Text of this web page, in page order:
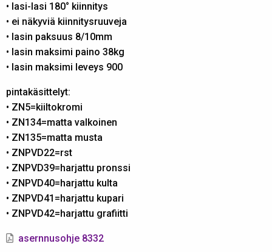
• lasi-lasi 180° kiinnitys
• ei näkyviä kiinnitysruuveja
• lasin paksuus 8/10mm
• lasin maksimi paino 38kg
• lasin maksimi leveys 900
pintakäsittelyt:
• ZN5=kiiltokromi
• ZN134=matta valkoinen
• ZN135=matta musta
• ZNPVD22=rst
• ZNPVD39=harjattu pronssi
• ZNPVD40=harjattu kulta
• ZNPVD41=harjattu kupari
• ZNPVD42=harjattu grafiitti
asernnusohje 8332